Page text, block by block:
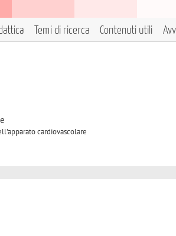
Temi di ricerca Contenuti utili
cardiovascolare